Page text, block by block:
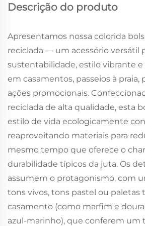
Descrição do produto
Apresentamos nossa colorida
reciclada — um acessório versátil
sustentabilidade, estilo vibrante
em casamentos, passeios à praia,
ações promocionais.
reciclada de alta qualidade, esta
estilo de vida ecologicamente
reaproveitando materiais para
mesmo tempo que oferece o
durabilidade típicos da juta. Os
assumem o protagonismo, com
tons vivos, tons pastel ou paletas
casamento (como marfim e
azul-marinho), que conferem um